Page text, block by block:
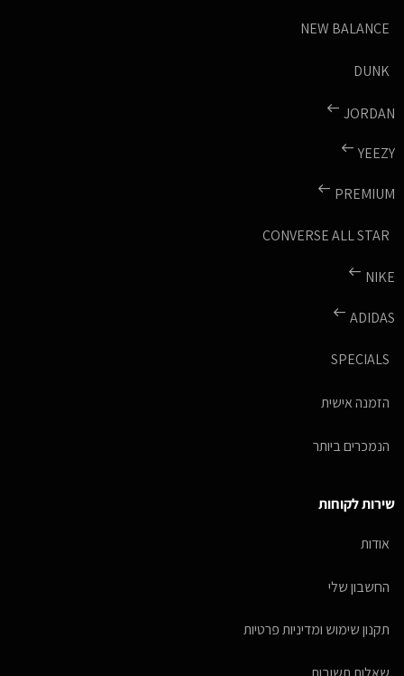
NEW BALANCE
DUNK
JORDAN
YEEZY
PREMIUM
CONVERSE ALL STAR
NIKE
ADIDAS
SPECIALS
הזמנה אישית
הנמכרים ביותר
שירות לקוחות
אודות
החשבון שלי
תקנון שימוש ומדיניות פרטיות